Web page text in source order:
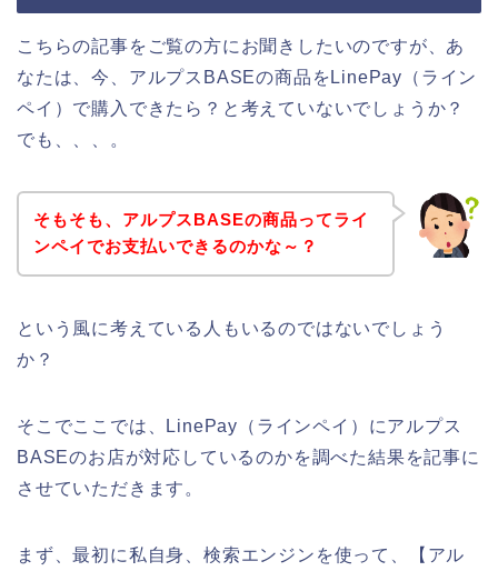
こちらの記事をご覧の方にお聞きしたいのですが、あ
なたは、今、アルプスBASEの商品をLinePay（ライン
ペイ）で購入できたら？と考えていないでしょうか？
でも、、、。
そもそも、アルプスBASEの商品ってライ
ンペイでお支払いできるのかな～？
という風に考えている人もいるのではないでしょう
か？
そこでここでは、LinePay（ラインペイ）にアルプス
BASEのお店が対応しているのかを調べた結果を記事に
させていただきます。
まず、最初に私自身、検索エンジンを使って、【アル